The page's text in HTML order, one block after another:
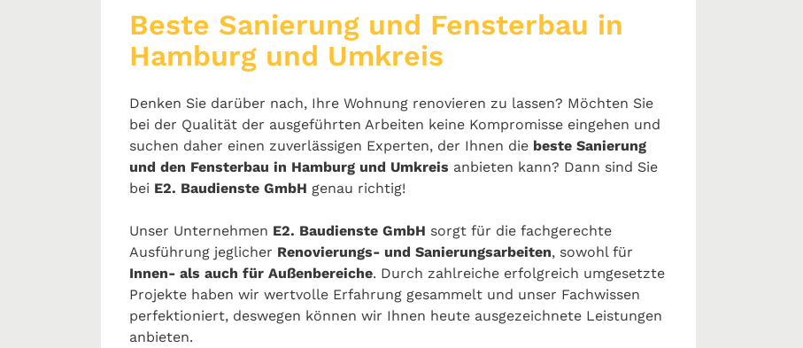
Beste Sanierung und Fensterbau in
Hamburg und Umkreis
Denken Sie darüber nach, Ihre Wohnung renovieren zu lassen? Möchten Sie
bei der Qualität der ausgeführten Arbeiten keine Kompromisse eingehen und
suchen daher einen zuverlässigen Experten, der Ihnen die beste Sanierung
und den Fensterbau in Hamburg und Umkreis anbieten kann? Dann sind Sie
bei E2. Baudienste GmbH genau richtig!
Unser Unternehmen E2. Baudienste GmbH sorgt für die fachgerechte
Ausführung jeglicher Renovierungs- und Sanierungsarbeiten, sowohl für
Innen- als auch für Außenbereiche. Durch zahlreiche erfolgreich umgesetzte
Projekte haben wir wertvolle Erfahrung gesammelt und unser Fachwissen
perfektioniert, deswegen können wir Ihnen heute ausgezeichnete Leistungen
anbieten.